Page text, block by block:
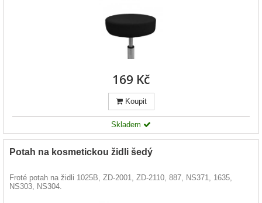
169 Kč
Koupit
Skladem
Potah na kosmetickou židli šedý
Froté potah na židli 1025B, ZD-2001, ZD-2110, 887, NS371, 1635,
NS303, NS304.